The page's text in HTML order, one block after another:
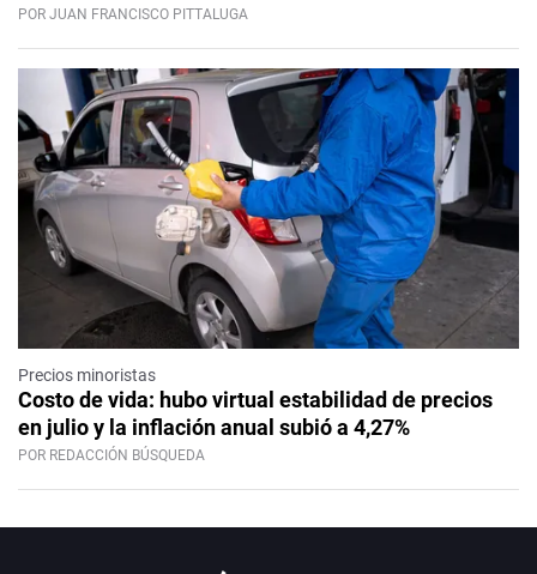
POR JUAN FRANCISCO PITTALUGA
Precios minoristas
Costo de vida: hubo virtual estabilidad de precios
en julio y la inflación anual subió a 4,27%
POR REDACCIÓN BÚSQUEDA